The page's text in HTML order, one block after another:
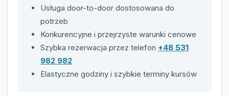
Usługa door-to-door dostosowana do
potrzeb
Konkurencyjne i przejrzyste warunki cenowe
Szybka rezerwacja przez telefon +48 531
982 982
Elastyczne godziny i szybkie terminy kursów